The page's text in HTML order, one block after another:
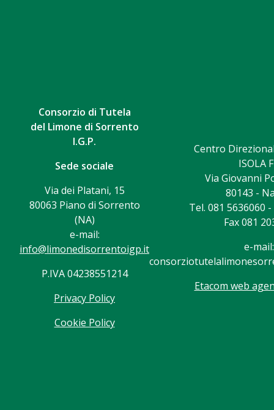
Consorzio di Tutela
del Limone di Sorrento
I.G.P.
Sede sociale
Via dei Platani, 15
80063 Piano di Sorrento
(NA)
e-mail:
info@limonedisorrentoigp.it
P.IVA 04238551214
Privacy Policy
Cookie Policy
Centro
ISOLA
Via Giovanni
80143 -
Tel. 081 5636060
Fax 081
e-mail:
Etacom web